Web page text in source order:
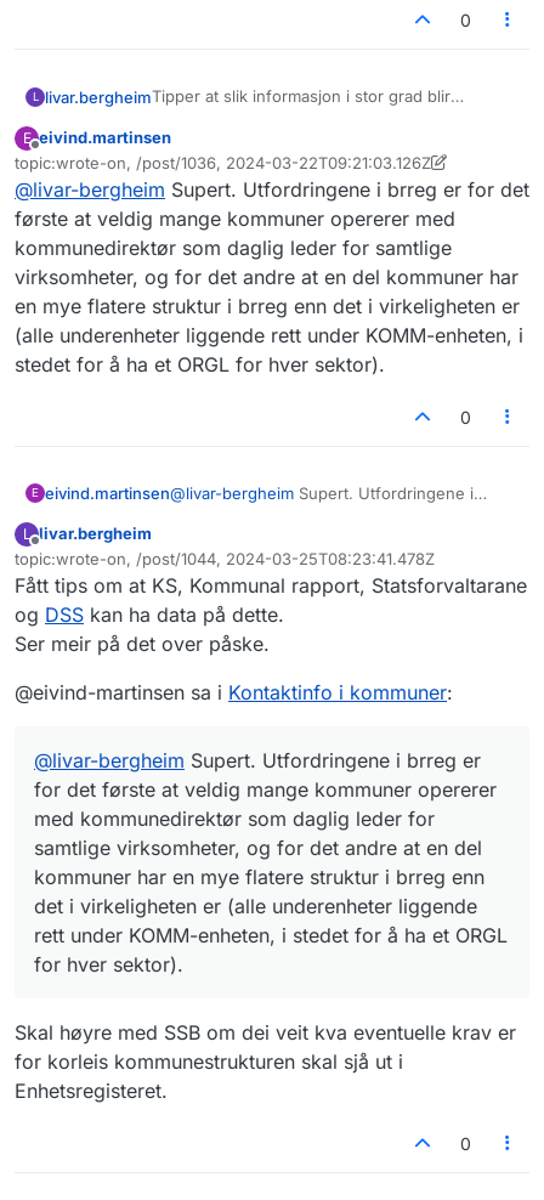
0
L livar.bergheimTipper at slik informasjon i stor grad blir
hjemmesider.
Vi kjenner ikke til andre kilder enn hos
Brønnøysundregistrene. Har tipset
Brønnøysundregistrene om denne
diskusjonstråden, spurt om råd hos SSB og
noen andre kontakter. Kommer tilbake her i
tråden når vi får svar.
E
Frakoblet
eivind.martinsen
topic:wrote-on, /post/1036, 2024-03-22T09:21:03.126Z
Sist endret av eivind.martinsen
@livar-bergheim Supert. Utfordringene i brreg er for det
første at veldig mange kommuner opererer med
kommunedirektør som daglig leder for samtlige
virksomheter, og for det andre at en del kommuner har
en mye flatere struktur i brreg enn det i virkeligheten er
(alle underenheter liggende rett under KOMM-enheten, i
stedet for å ha et ORGL for hver sektor).
0
E eivind.martinsen@livar-bergheim Supert. Utfordringene i
som daglig leder for samtlige virksomheter,
og for det andre at en del kommuner har en
mye flatere struktur i brreg enn det i
virkeligheten er (alle underenheter liggende
rett under KOMM-enheten, i stedet for å ha
L
Frakoblet
livar.bergheim
topic:wrote-on, /post/1044, 2024-03-25T08:23:41.478Z
Sist endret av
Fått tips om at KS, Kommunal rapport, Statsforvaltarane
og DSS kan ha data på dette.
Ser meir på det over påske.
@eivind-martinsen sa i Kontaktinfo i kommuner:
@livar-bergheim Supert. Utfordringene i brreg er
for det første at veldig mange kommuner opererer
med kommunedirektør som daglig leder for
samtlige virksomheter, og for det andre at en del
kommuner har en mye flatere struktur i brreg enn
det i virkeligheten er (alle underenheter liggende
rett under KOMM-enheten, i stedet for å ha et ORGL
for hver sektor).
Skal høyre med SSB om dei veit kva eventuelle krav er
for korleis kommunestrukturen skal sjå ut i
Enhetsregisteret.
0